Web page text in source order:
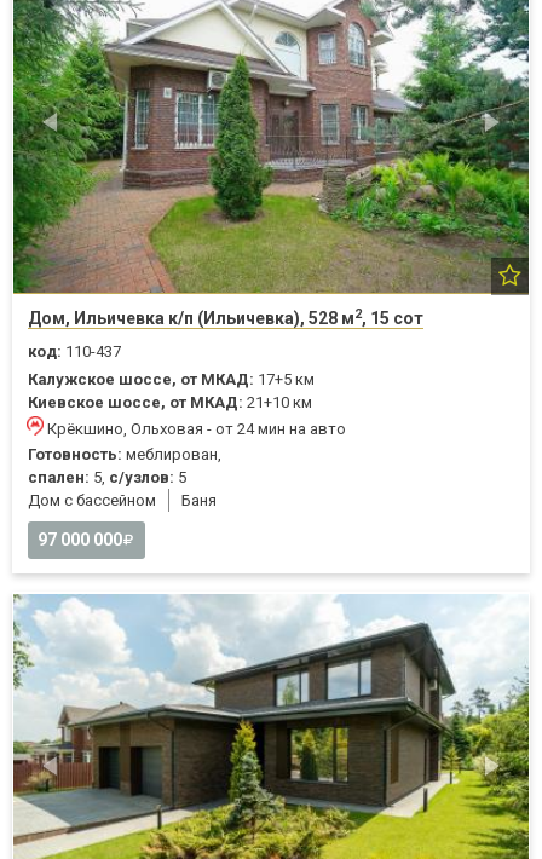
Дом, Ильичевка к/п (Ильичевка), 528 м2, 15 сот
код: 110-437
Калужское шоссе, от МКАД: 17+5 км
Киевское шоссе, от МКАД: 21+10 км
Крёкшино, Ольховая - от 24 мин на авто
Готовность: меблирован,
спален: 5, с/узлов: 5
Дом с бассейном
Баня
97 000 000